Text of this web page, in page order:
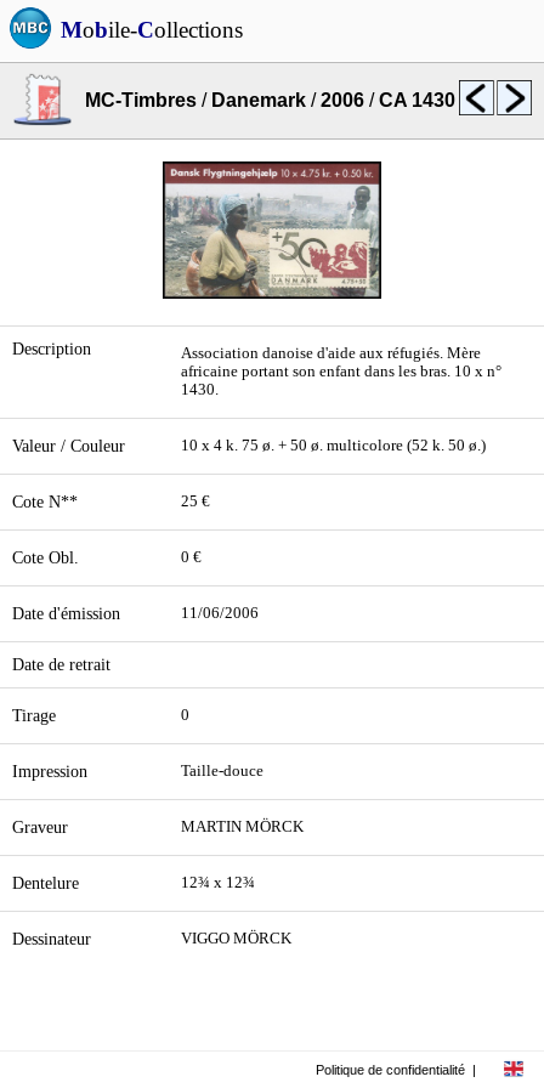
Mobile-Collections
MC-Timbres / Danemark /2006 /CA 1430
Description
Association danoise d'aide aux réfugiés. Mère
africaine portant son enfant dans les bras. 10 x n°
1430.
Valeur / Couleur 10 x 4 k. 75 ø. + 50 ø. multicolore (52 k. 50 ø.)
Cote N** 25 €
Cote Obl. 0 €
Date d'émission 11/06/2006
Date de retrait
Tirage 0
Impression Taille-douce
Graveur MARTIN MÖRCK
Dentelure 12¾ x 12¾
Dessinateur VIGGO MÖRCK
Politique de confidentialité |